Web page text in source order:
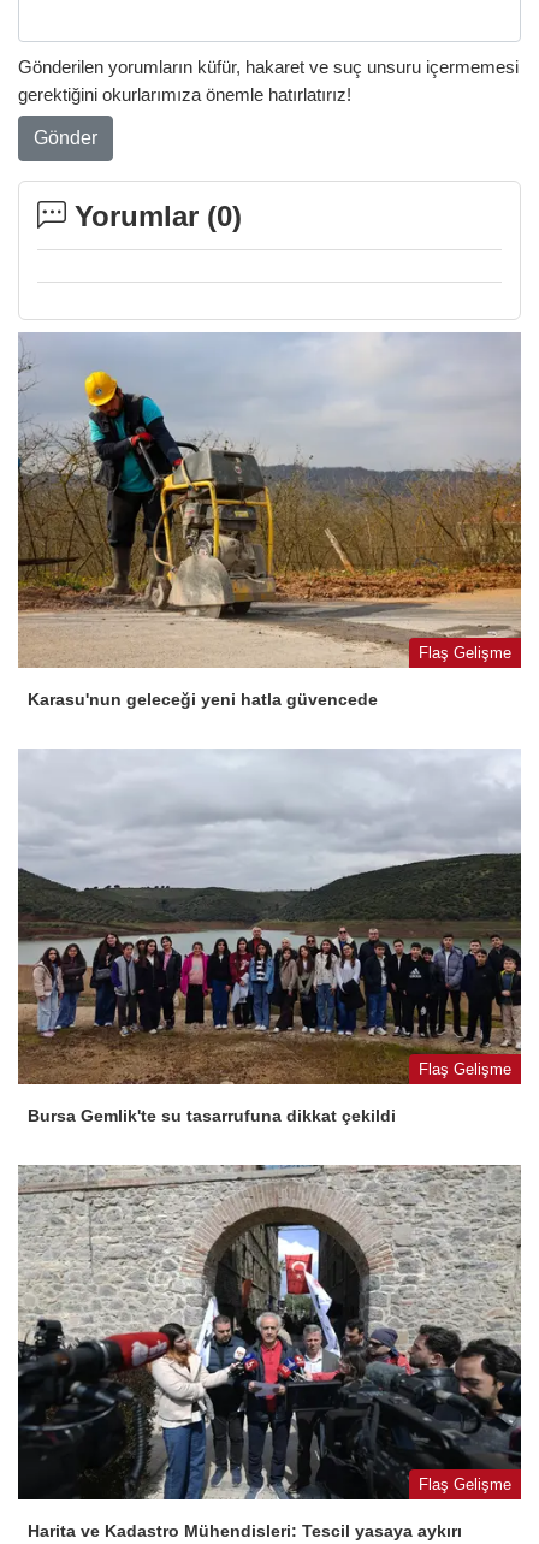
Gönderilen yorumların küfür, hakaret ve suç unsuru içermemesi
gerektiğini okurlarımıza önemle hatırlatırız!
Gönder
Yorumlar (0)
Flaş Gelişme
Karasu'nun geleceği yeni hatla güvencede
Flaş Gelişme
Bursa Gemlik'te su tasarrufuna dikkat çekildi
Flaş Gelişme
Harita ve Kadastro Mühendisleri: Tescil yasaya aykırı